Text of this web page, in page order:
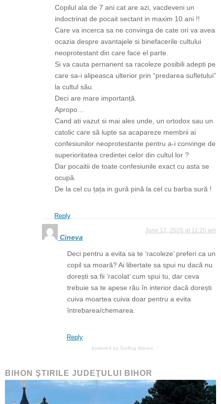
Copilul ala de 7 ani cat are azi, vacdeveni un
indoctrinat de pocait sectant in maxim 10 ani !!
Care va incerca sa ne convinga de cate ori va avea
ocazia despre avantajele si binefacerile cultului
neoprotestant din care face el parte.
Si va cauta pernanent sa racoleze posibili adepti pe
care sa-i alipeasca ulterior prin “predarea sufletului”
la cultul său.
Deci are mare importanță.
Apropo…
Cand ati vazut si mai ales unde, un ortodox sau un
catolic care să lupte sa acapareze membrii ai
confesiunilor neoprotestante pentru a-i convinge de
superioritatea credintei celor din cultul lor ?
Dar pocaitii de toate confesiunile exact cu asta se
ocupă.
De la cel cu țața in gură pină la cel cu barba sură !
Reply
Cineva
June 17, 2026 at 11:25 am
Deci pentru a evita sa te ‘racoleze’ preferi ca un
copil sa moară? Ai libertate sa spui nu dacă nu
dorești sa fii ‘racolat’ cum spui tu, dar ceva
trebuie sa te apese rău în interior dacă dorești
cuiva moartea cuiva doar pentru a evita
întrebarea/chemarea.
Reply
powered by Surfing Waves
BIHON ŞTIRILE JUDEŢULUI BIHOR